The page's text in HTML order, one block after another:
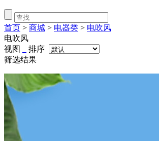
首页 > 商城 > 电器类 > 电吹风
电吹风
视图
排序
筛选结果